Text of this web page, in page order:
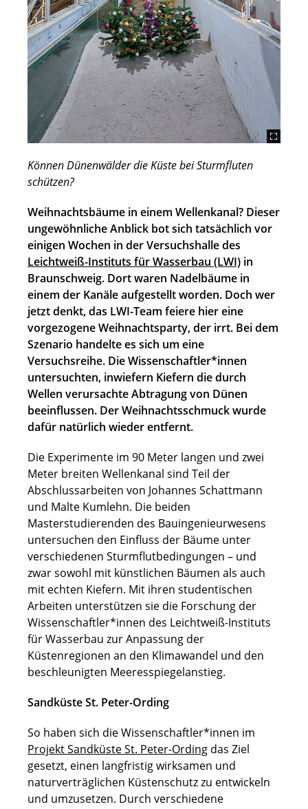
Können Dünenwälder die Küste bei Sturmfluten
schützen?
Weihnachtsbäume in einem Wellenkanal? Dieser
ungewöhnliche Anblick bot sich tatsächlich vor
einigen Wochen in der Versuchshalle des
Leichtweiß-Instituts für Wasserbau (LWI) in
Braunschweig. Dort waren Nadelbäume in
einem der Kanäle aufgestellt worden. Doch wer
jetzt denkt, das LWI-Team feiere hier eine
vorgezogene Weihnachtsparty, der irrt. Bei dem
Szenario handelte es sich um eine
Versuchsreihe. Die Wissenschaftler*innen
untersuchten, inwiefern Kiefern die durch
Wellen verursachte Abtragung von Dünen
beeinflussen. Der Weihnachtsschmuck wurde
dafür natürlich wieder entfernt.
Die Experimente im 90 Meter langen und zwei
Meter breiten Wellenkanal sind Teil der
Abschlussarbeiten von Johannes Schattmann
und Malte Kumlehn. Die beiden
Masterstudierenden des Bauingenieurwesens
untersuchen den Einfluss der Bäume unter
verschiedenen Sturmflutbedingungen – und
zwar sowohl mit künstlichen Bäumen als auch
mit echten Kiefern. Mit ihren studentischen
Arbeiten unterstützen sie die Forschung der
Wissenschaftler*innen des Leichtweiß-Instituts
für Wasserbau zur Anpassung der
Küstenregionen an den Klimawandel und den
beschleunigten Meeresspiegelanstieg.
Sandküste St. Peter-Ording
So haben sich die Wissenschaftler*innen im
Projekt Sandküste St. Peter-Ording das Ziel
gesetzt, einen langfristig wirksamen und
naturverträglichen Küstenschutz zu entwickeln
und umzusetzen. Durch verschiedene